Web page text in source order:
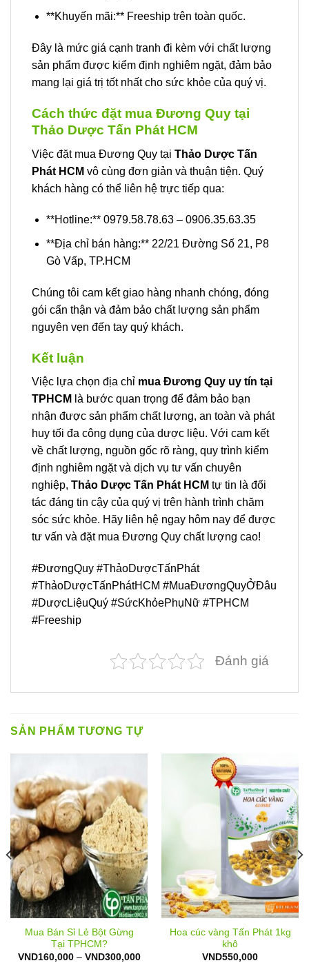
**Khuyến mãi:** Freeship trên toàn quốc.
Đây là mức giá cạnh tranh đi kèm với chất lượng
sản phẩm được kiểm định nghiêm ngặt, đảm bảo
mang lại giá trị tốt nhất cho sức khỏe của quý vị.
Cách thức đặt mua Đương Quy tại
Thảo Dược Tấn Phát HCM
Việc đặt mua Đương Quy tại Thảo Dược Tấn
Phát HCM vô cùng đơn giản và thuận tiện. Quý
khách hàng có thể liên hệ trực tiếp qua:
**Hotline:** 0979.58.78.63 – 0906.35.63.35
**Địa chỉ bán hàng:** 22/21 Đường Số 21, P8
Gò Vấp, TP.HCM
Chúng tôi cam kết giao hàng nhanh chóng, đóng
gói cẩn thận và đảm bảo chất lượng sản phẩm
nguyên vẹn đến tay quý khách.
Kết luận
Việc lựa chọn địa chỉ mua Đương Quy uy tín tại
TPHCM là bước quan trọng để đảm bảo bạn
nhận được sản phẩm chất lượng, an toàn và phát
huy tối đa công dụng của dược liệu. Với cam kết
về chất lượng, nguồn gốc rõ ràng, quy trình kiểm
định nghiêm ngặt và dịch vụ tư vấn chuyên
nghiệp, Thảo Dược Tấn Phát HCM tự tin là đối
tác đáng tin cậy của quý vị trên hành trình chăm
sóc sức khỏe. Hãy liên hệ ngay hôm nay để được
tư vấn và đặt mua Đương Quy chất lượng cao!
#ĐươngQuy #ThảoDượcTấnPhát
#ThảoDượcTấnPhátHCM #MuaĐươngQuyỞĐâu
#DượcLiệuQuý #SứcKhỏePhụNữ #TPHCM
#Freeship
Đánh giá
SẢN PHẨM TƯƠNG TỰ
Mua Bán Sỉ Lẻ Bột Gừng
Tại TPHCM?
VND160,000 – VND300,000Khoảng
Hoa cúc vàng Tấn Phát 1kg
khô
VND550,000